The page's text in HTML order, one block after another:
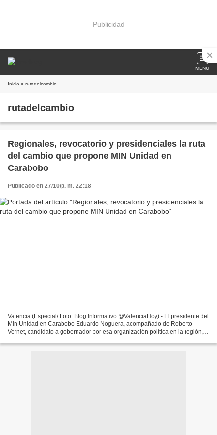
Publicidad
MENU
Inicio » rutadelcambio
rutadelcambio
Regionales, revocatorio y presidenciales la ruta
del cambio que propone MIN Unidad en
Carabobo
Publicado en 27/10/p. m. 22:18
Valencia (Especial/ Foto: Blog Informativo @ValenciaHoy).- El presidente del
Min Unidad en Carabobo Eduardo Noguera, acompañado de Roberto
Vernet, candidato a gobernador por esa organización política en la región,